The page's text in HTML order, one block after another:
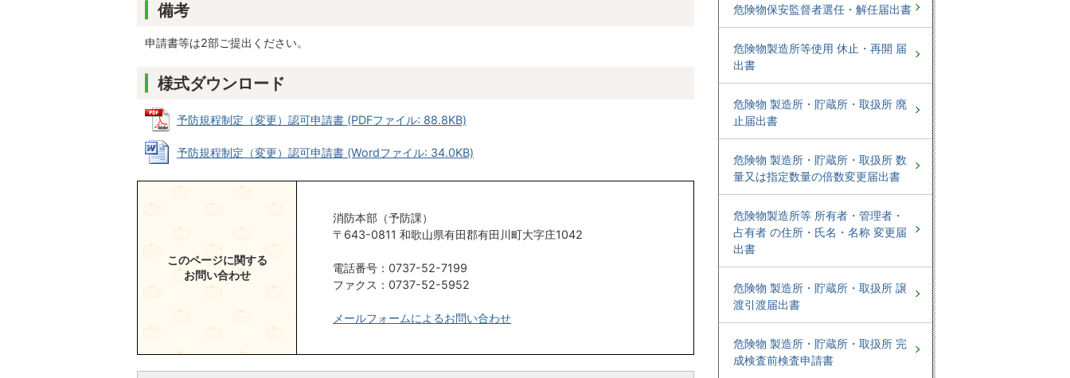
備考
申請書等は2部ご提出ください。
様式ダウンロード
予防規程制定（変更）認可申請書 (PDFファイル: 88.8KB)
予防規程制定（変更）認可申請書 (Wordファイル: 34.0KB)
このページに関する
お問い合わせ
消防本部（予防課）
〒643-0811 和歌山県有田郡有田川町大字庄1042
電話番号：0737-52-7199
ファクス：0737-52-5952
メールフォームによるお問い合わせ
危険物保安監督者選任・解任届出書
危険物製造所等使用 休止・再開 届
出書
危険物 製造所・貯蔵所・取扱所 廃
止届出書
危険物 製造所・貯蔵所・取扱所 数
量又は指定数量の倍数変更届出書
危険物製造所等 所有者・管理者・
占有者 の住所・氏名・名称 変更届
出書
危険物 製造所・貯蔵所・取扱所 譲
渡引渡届出書
危険物 製造所・貯蔵所・取扱所 完
成検査前検査申請書